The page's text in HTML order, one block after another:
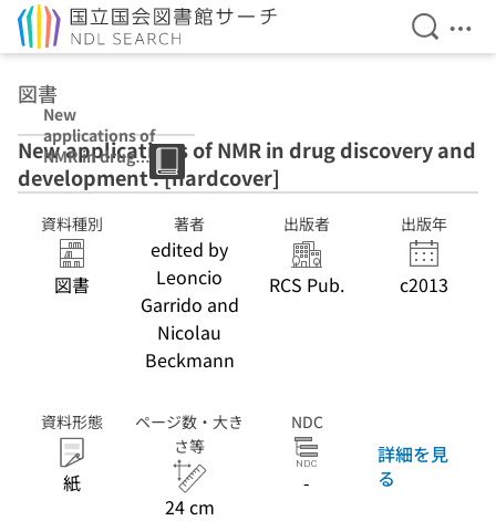
検索を
メ
図書
New
applications of
NMR in drug
discovery and
development :
[hardcover]
New applications of NMR in drug discovery and
development : [hardcover]
資料種別
図書
著者
edited by
Leoncio
Garrido and
Nicolau
Beckmann
出版者
RCS Pub.
出版年
c2013
資料形態
紙
ページ数・大き
さ等
24 cm
NDC
-
詳細を見
る